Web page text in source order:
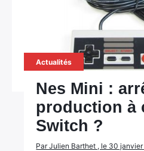
Actualités
Nes Mini :
production à
Switch ?
Par Julien Barthet , le 30